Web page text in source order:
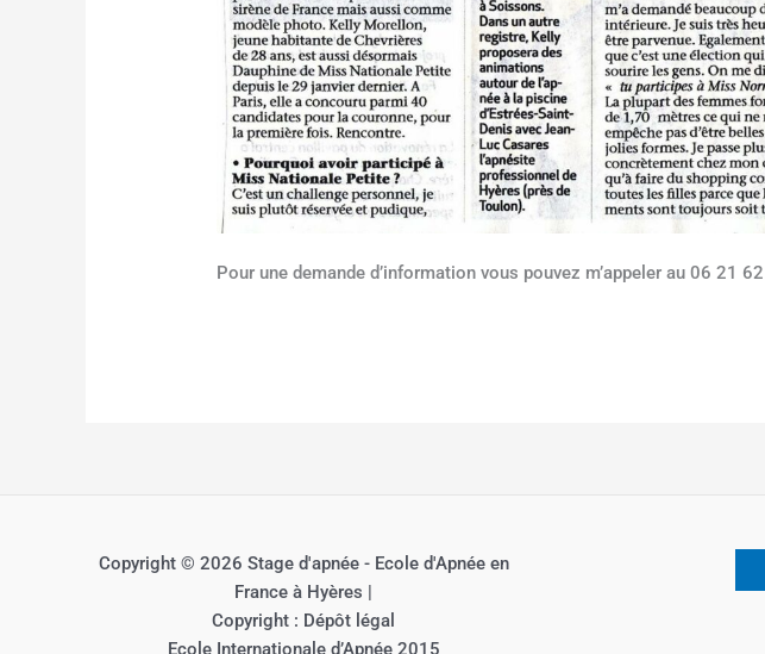
Pour une demande d’information vous pouvez m’appeler au 06 21
Copyright © 2026 Stage d'apnée - Ecole d'Apnée en
France à Hyères |
Copyright : Dépôt légal